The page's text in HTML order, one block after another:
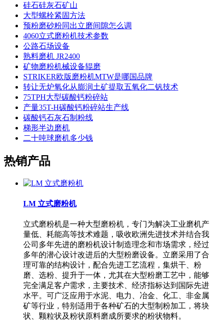
硅石硅灰石矿山
大型螺栓紧固方法
预粉磨砂粉同出立磨间隙怎么调
4060立式磨粉机技术参数
公路石场设备
熟料磨机 JR2400
矿物磨粉机械设备辊磨
STRIKER欧版磨粉机MTW是哪国品牌
转让无炉氧化从膨润土矿提取五氧化二钒技术
75TPH大型碳酸钙粉碎站
产量35T-H碳酸钙粉碎站生产线
碳酸钙石灰石制粉线
梯形半边磨机
二十吨球磨机多少钱
热销产品
LM 立式磨粉机
立式磨粉机是一种大型磨粉机，专门为解决工业磨机产
量低、耗能高等技术难题，吸收欧洲先进技术并结合我
公司多年先进的磨粉机设计制造理念和市场需求，经过
多年的潜心设计改进后的大型粉磨设备。立磨采用了合
理可靠的结构设计，配合先进工艺流程，集烘干、粉
磨、选粉、提升于一体，尤其在大型粉磨工艺中，能够
完全满足客户需求，主要技术、经济指标达到国际先进
水平。可广泛应用于水泥、电力、冶金、化工、非金属
矿等行业，特别适用于各种矿石的大型制粉加工，将块
状、颗粒状及粉状原料磨成所要求的粉状物料。